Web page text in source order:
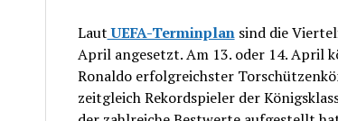
LautUEFA-Terminplansind die
April angesetzt. Am 13. oder 14. April
Ronaldo erfolgreichster
zeitgleich Rekordspieler der